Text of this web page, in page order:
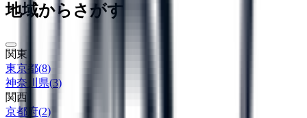
地域からさがす
関東
東京都(8)
神奈川県(3)
関西
京都府(2)